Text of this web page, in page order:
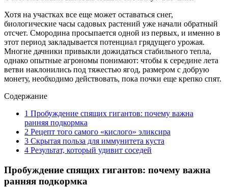
Хотя на участках все еще может оставаться снег,
биологические часы садовых растений уже начали обратный
отсчет. Смородина просыпается одной из первых, и именно в
этот период закладывается потенциал грядущего урожая.
Многие дачники привыкли дожидаться стабильного тепла,
однако опытные агрономы понимают: чтобы к середине лета
ветви наклонились под тяжестью ягод, размером с добрую
монету, необходимо действовать, пока почки еще крепко спят.
Содержание
1 Пробуждение спящих гигантов: почему важна
ранняя подкормка
2 Рецепт того самого «кислого» эликсира
3 Скрытая польза для иммунитета куста
4 Результат, который удивит соседей
Пробуждение спящих гигантов: почему важна
ранняя подкормка